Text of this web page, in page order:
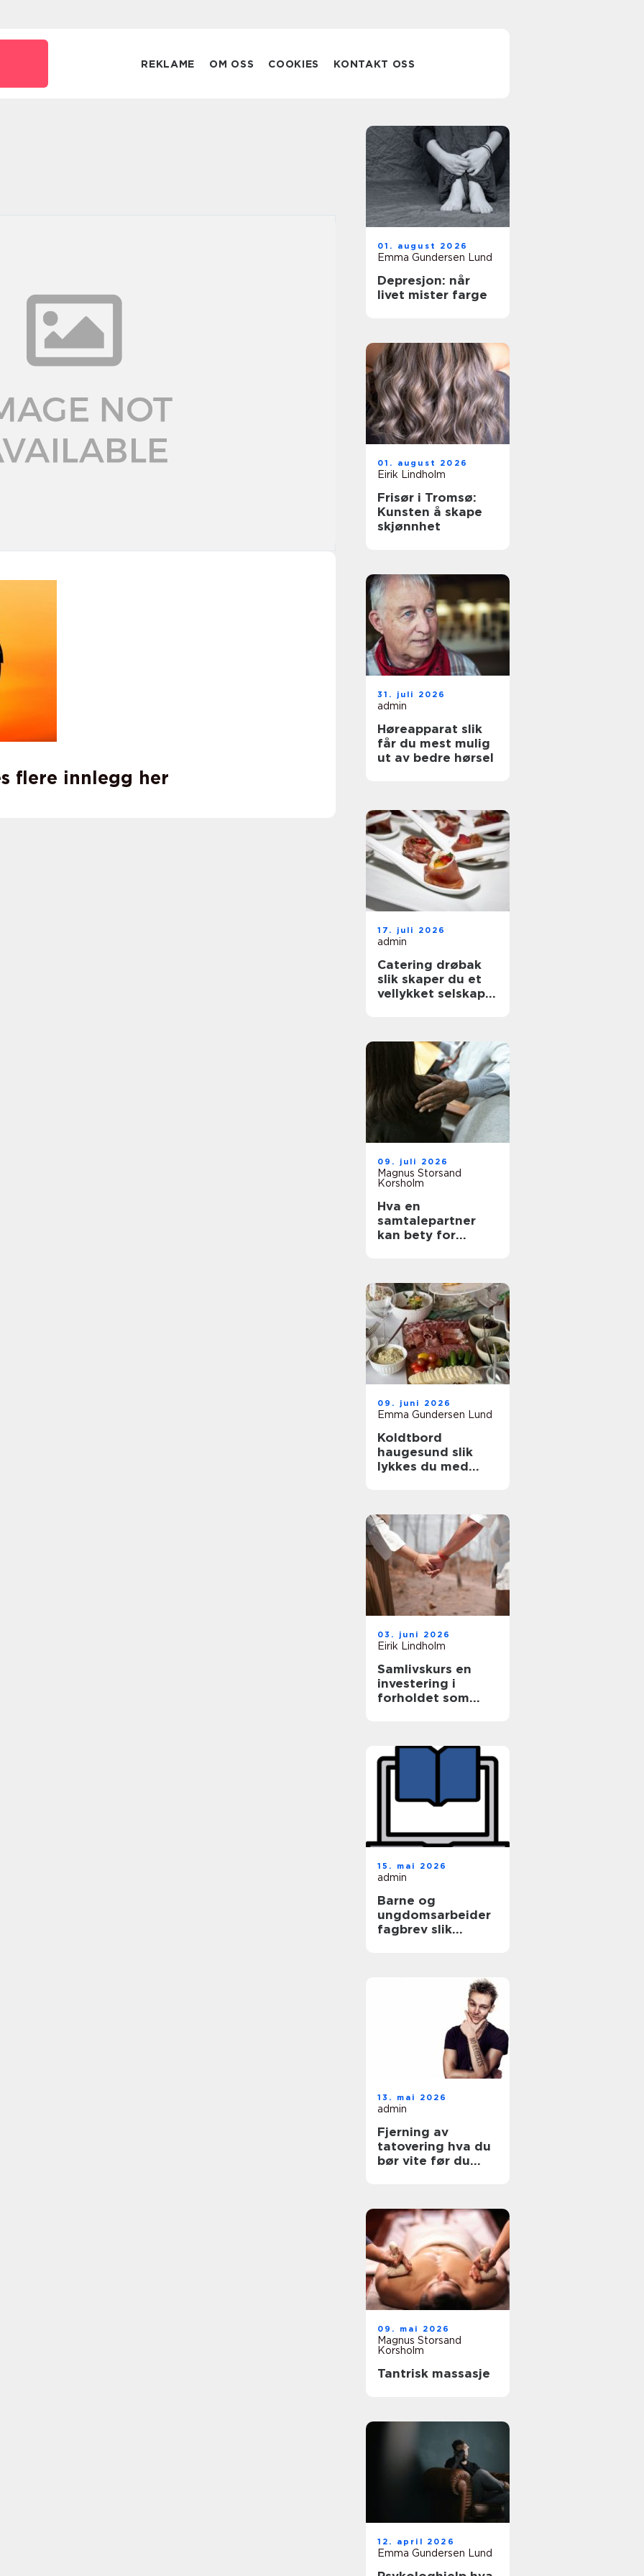
REKLAME OM OSS COOKIES KONTAKT OSS
flere innlegg her
01. august 2026
Emma Gundersen Lund
Depresjon: når
livet mister farge
01. august 2026
Eirik Lindholm
Frisør i Tromsø:
Kunsten å skape
skjønnhet
31. juli 2026
admin
Høreapparat slik
får du mest mulig
ut av bedre hørsel
17. juli 2026
admin
Catering drøbak
slik skaper du et
vellykket selskap
09. juli 2026
Magnus Storsand
Korsholm
Hva en
samtalepartner
kan bety for
09. juni 2026
Emma Gundersen Lund
Koldtbord
haugesund slik
lykkes du med
03. juni 2026
Eirik Lindholm
Samlivskurs en
investering i
forholdet som
15. mai 2026
admin
Barne og
ungdomsarbeider
fagbrev slik
13. mai 2026
admin
Fjerning av
tatovering hva du
bør vite før du
09. mai 2026
Magnus Storsand
Korsholm
Tantrisk massasje
12. april 2026
Emma Gundersen Lund